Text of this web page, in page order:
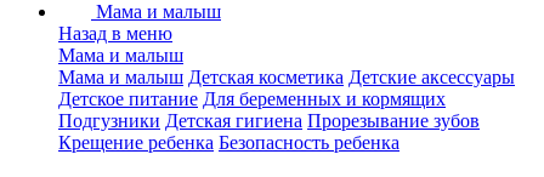
Мама и малыш
Назад в меню
Мама и малыш
Мама и малыш Детская косметика Детские аксессуары
Детское питание Для беременных и кормящих
Подгузники Детская гигиена Прорезывание зубов
Крещение ребенка Безопасность ребенка